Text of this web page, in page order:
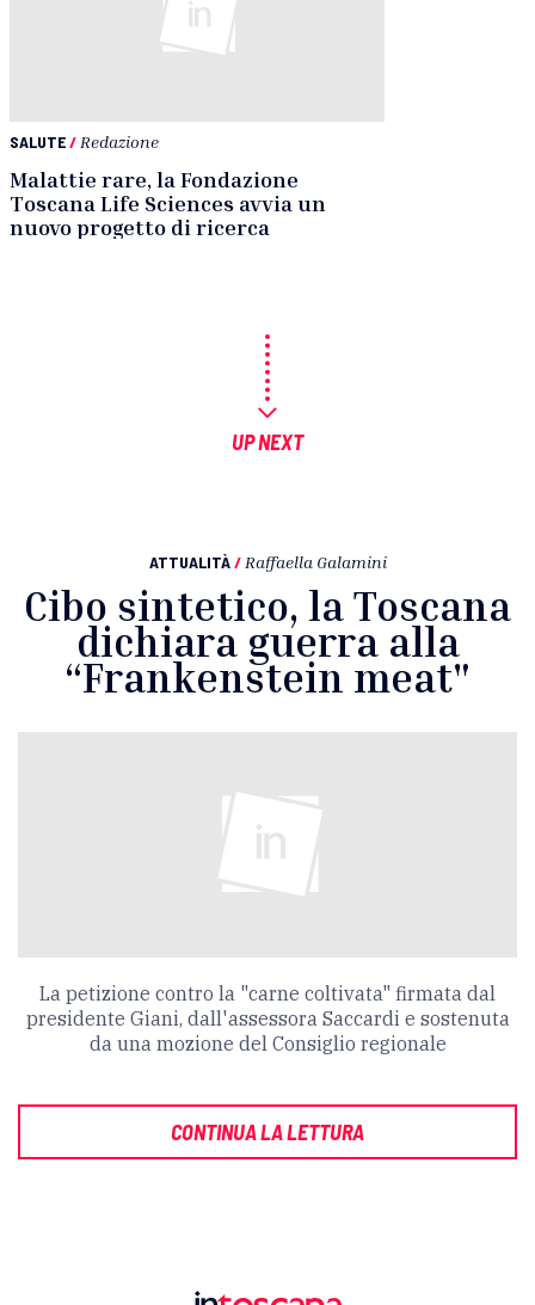
SALUTE/ Redazione
Malattie rare, la Fondazione
Toscana Life Sciences avvia un
nuovo progetto di ricerca
UP NEXT
ATTUALITÀ / Raffaella Galamini
Cibo sintetico, la Toscana
dichiara guerra alla
“Frankenstein meat"
La petizione contro la "carne coltivata" firmata dal
presidente Giani, dall'assessora Saccardi e sostenuta
da una mozione del Consiglio regionale
CONTINUA LA LETTURA